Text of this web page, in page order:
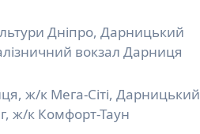
Дніпро, Дарницький
вокзал Дарниця
ж/к Мега-Сіті, Дарницький
ж/к Комфорт-Таун